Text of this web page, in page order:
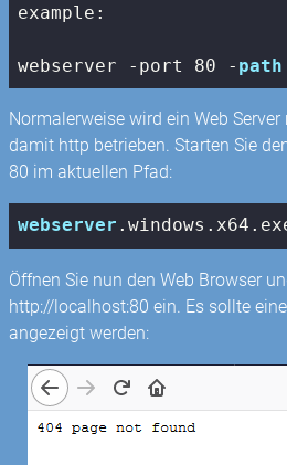
example:
webserver -port 80 - path
Normalerweise wird ein Web
damit http betrieben. Starten Sie
80 im aktuellen Pfad:
webserver .windows .x64
Öffnen Sie nun den Web Browser
http://localhost:80 ein. Es sollte
angezeigt werden: